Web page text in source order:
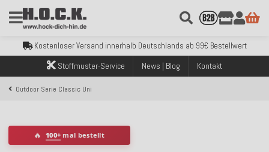
Über 120.000 erfolgreich versendete Bestellungen
Sicher bezahlen mit Klarna, PayPal & Amazon Pay
Kostenloser Versand innerhalb Deutschlands ab 99€ Bestellwert
Über 120.000 erfolgreich versendete Bestellungen
Sicher bezahlen mit Klarna, PayPal & Amazon Pay
Stoffmuster-Service News | Blog Kontakt
Outdoor Serie Classic Uni
🔥 100+ mal bestellt